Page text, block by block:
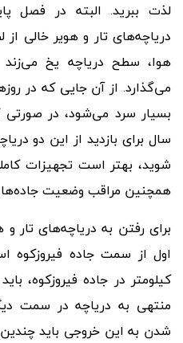
لذت ببرید. البته در فصل
دریاچههای تار و هویر خالی
هوا، سطح دریاچه یخ می
میگذارد. از آن جایی که در
بسیار سرد میشود، در
سال برای بازدید از این دو
شوید، بهتر است تجهیزات
همچنین مراقب وضعیت جاده
برای رفتن به دریاچههای تار و
کیلومتر در جاده فیروزکوه،
منتهی به دریاچه در سمت
شدن به این خروجی باید چندین